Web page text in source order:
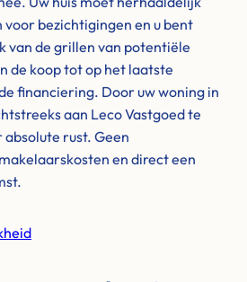
bezichtigingen en u bent
van de grillen van potentiële
de koop tot op het laatste
financiering. Door uw woning in
aan Leco Vastgoed te
rust. Geen
en direct een